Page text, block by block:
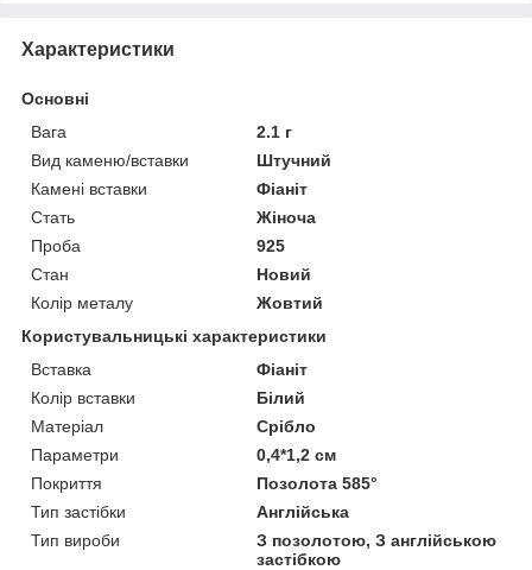
Характеристики
Основні
Вага
2.1 г
Вид каменю/вставки
Штучний
Камені вставки
Фіаніт
Стать
Жіноча
Проба
925
Стан
Новий
Колір металу
Жовтий
Користувальницькі характеристики
Вставка
Фіаніт
Колір вставки
Білий
Матеріал
Срібло
Параметри
0,4*1,2 см
Покриття
Позолота 585°
Тип застібки
Англійська
Тип вироби
З позолотою, З англійською
застібкою